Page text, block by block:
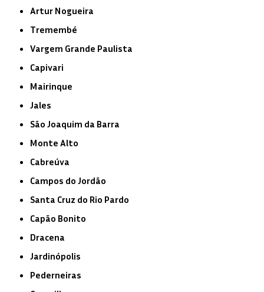
Artur Nogueira
Tremembé
Vargem Grande Paulista
Capivari
Mairinque
Jales
São Joaquim da Barra
Monte Alto
Cabreúva
Campos do Jordão
Santa Cruz do Rio Pardo
Capão Bonito
Dracena
Jardinópolis
Pederneiras